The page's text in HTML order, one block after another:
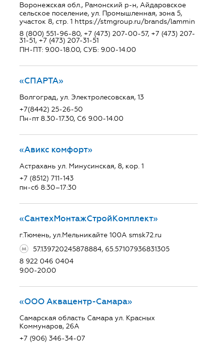
Воронежская обл., Рамонский р-н, Айдаровское
сельское поселение, ул. Промышленная, зона 5,
участок 8, стр. 1 https://stmgroup.ru/brands/lammin
8 (800) 551-96-80, +7 (473) 207-00-57, +7 (473) 207-
31-51, +7 (473) 207-31-51
ПН-ПТ: 9.00-18.00, СУБ: 9.00-14.00
«СПАРТА»
Волгоград, ул. Электролесовская, 13
+7(8442) 25-26-50
Пн-пт 8.30-17.30, Сб 9.00-14.00
«Авикс комфорт»
Астрахань ул. Минусинская, 8, кор. 1
+7 (8512) 711-143
пн-сб 8:30–17:30
«СантехМонтажСтройКомплект»
г.Тюмень, ул.Мельникайте 100А smsk72.ru
57.139720245878884, 65.57107936831305
8 922 046 0404
9.00-20.00
«ООО Аквацентр-Самара»
Самарская область Самара ул. Красных
Коммунаров, 26А
+7 (906) 346-34-07